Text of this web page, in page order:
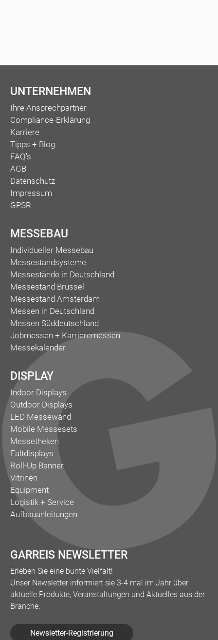
UNTERNEHMEN
Ihre Ansprechpartner
Compliance-Erklärung
Karriere
Tipps + Blog
FAQ's
AGB
Datenschutz
Impressum
GPSR
MESSEBAU
Individueller Messebau
Messestandsysteme
Messestände in Deutschland
Messestand Brüssel
Messestand Amsterdam
Messen in Deutschland
Messen Süddeutschland
Jobmessen + Karrieremessen
Messekalender
DISPLAY
Indoor Displays
Outdoor Displays
LED Messewand
Mobile Messesets
Messetheken
Faltdisplays
Roll-Up Banner
Vitrinen
Equipment
Logistik + Service
Aufbauanleitungen
GARREIS NEWSLETTER
Erleben Sie eine bunte Vielfalt!
Unser Newsletter informiert sie 3-4 mal im Jahr über
aktuelle Produkte, Veranstaltungen und Aktuelles aus der
Branche.
Newsletter-Registrierung